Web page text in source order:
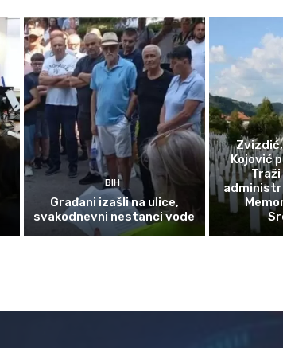
BIH
Građani izašli na ulice,
svakodnevni nestanci vode
Kojović
Traži